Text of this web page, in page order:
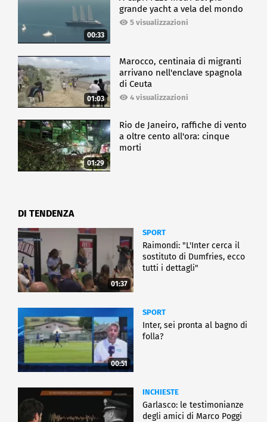
00:33
grande yacht a vela del mondo
5 visualizzazioni
01:03
Marocco, centinaia di migranti
arrivano nell'enclave spagnola
di Ceuta
4 visualizzazioni
01:29
Rio de Janeiro, raffiche di vento
a oltre cento all'ora: cinque
morti
DI TENDENZA
01:37
SPORT
Raimondi: "L'Inter cerca il
sostituto di Dumfries, ecco
tutti i dettagli"
00:51
SPORT
Inter, sei pronta al bagno di
folla?
INCHIESTE
Garlasco: le testimonianze
degli amici di Marco Poggi